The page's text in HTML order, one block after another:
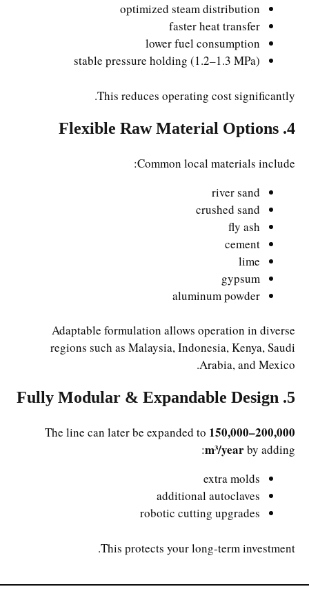
optimized steam distribution
faster heat transfer
lower fuel consumption
stable pressure holding (1.2–1.3 MPa)
This reduces operating cost significantly.
4. Flexible Raw Material Options
Common local materials include:
river sand
crushed sand
fly ash
cement
lime
gypsum
aluminum powder
Adaptable formulation allows operation in diverse
regions such as Malaysia, Indonesia, Kenya, Saudi
Arabia, and Mexico.
5. Fully Modular & Expandable Design
The line can later be expanded to150,000–200,000
m³/yearby adding:
extra molds
additional autoclaves
robotic cutting upgrades
This protects your long-term investment.